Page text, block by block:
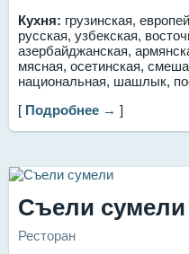
Кухня: грузинская,
русская, узбекская,
азербайджанская,
мясная, осетинская,
национальная, шашлык,
[ Подробнее → ]
Съели сумели
Ресторан